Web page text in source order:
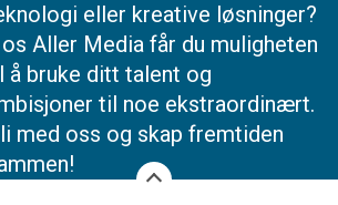
eller kreative løsninger?
Aller Media får du muligheten
å bruke ditt talent og
til noe ekstraordinært.
med oss og skap fremtiden